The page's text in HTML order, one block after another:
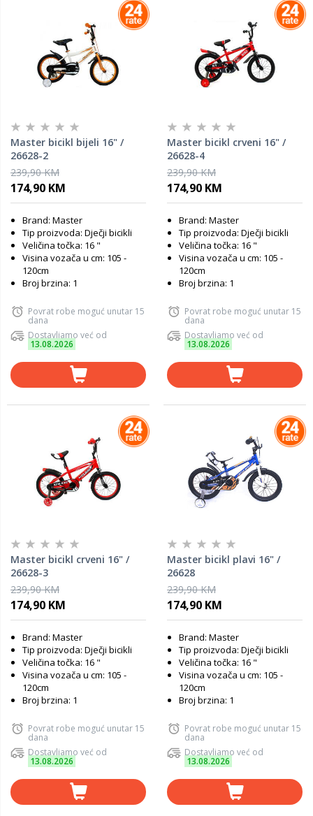
Master bicikl bijeli 16" /
26628-2
239,90 KM
174,90 KM
Brand: Master
Tip proizvoda: Dječji bicikli
Veličina točka: 16 "
Visina vozača u cm: 105 -
120cm
Broj brzina: 1
Povrat robe moguć unutar 15
dana
Dostavljamo već od
13.08.2026
Master bicikl crveni 16" /
26628-4
239,90 KM
174,90 KM
Brand: Master
Tip proizvoda: Dječji bicikli
Veličina točka: 16 "
Visina vozača u cm: 105 -
120cm
Broj brzina: 1
Povrat robe moguć unutar 15
dana
Dostavljamo već od
13.08.2026
Master bicikl crveni 16" /
26628-3
239,90 KM
174,90 KM
Brand: Master
Tip proizvoda: Dječji bicikli
Veličina točka: 16 "
Visina vozača u cm: 105 -
120cm
Broj brzina: 1
Povrat robe moguć unutar 15
dana
Dostavljamo već od
13.08.2026
Master bicikl plavi 16" /
26628
239,90 KM
174,90 KM
Brand: Master
Tip proizvoda: Dječji bicikli
Veličina točka: 16 "
Visina vozača u cm: 105 -
120cm
Broj brzina: 1
Povrat robe moguć unutar 15
dana
Dostavljamo već od
13.08.2026